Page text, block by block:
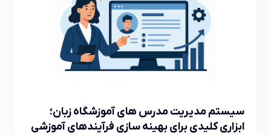
سیستم مدیریت مدرس های آموزشگاه زبان؛
ابزاری کلیدی برای بهینه سازی فرآیندهای آموزشی